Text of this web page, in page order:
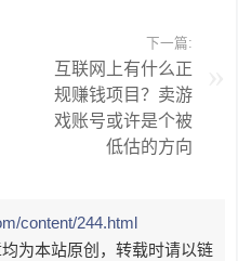
下一篇:
互联网上有什么正
规赚钱项目？卖游
戏账号或许是个被
低估的方向
content/244.html
为本站原创，转载时请以链